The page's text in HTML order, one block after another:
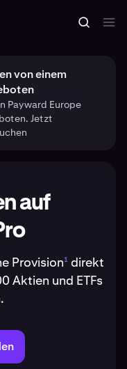
von einem
Payward Europe
Jetzt
auf
Provision1 direkt
Aktien und ETFs